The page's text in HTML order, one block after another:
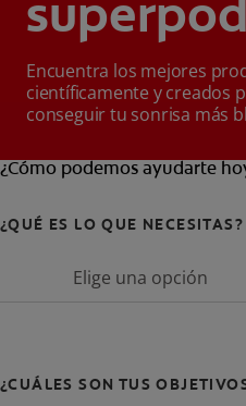
Encuentra los mejores
científicamente y creados
conseguir tu sonrisa más
¿Cómo podemos ayudarte
¿QUÉ ES LO QUE NECESITAS?
Elige una opción
¿CUÁLES SON TUS